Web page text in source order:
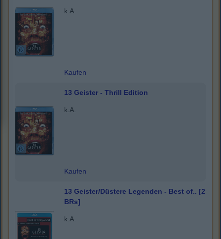
k.A.
Kaufen
13 Geister - Thrill Edition
k.A.
Kaufen
13 Geister/Düstere Legenden - Best of.. [2
BRs]
k.A.